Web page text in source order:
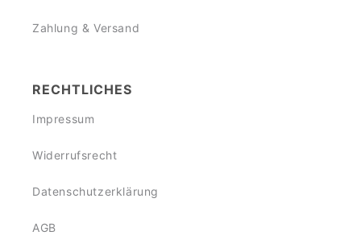
Zahlung & Versand
RECHTLICHES
Impressum
Widerrufsrecht
Datenschutzerklärung
AGB